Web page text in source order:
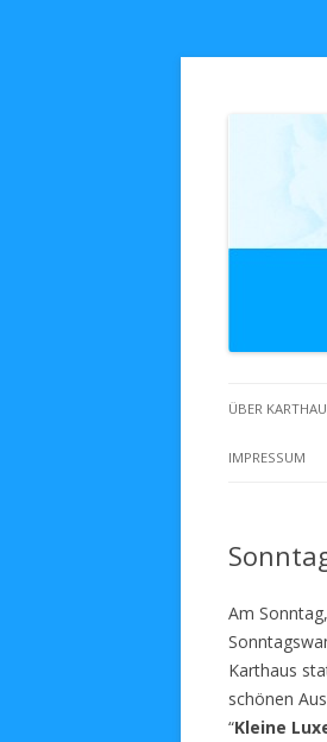
ÜBER
IMPRESSUM
Am
Karthaus
schönen
“Kleine